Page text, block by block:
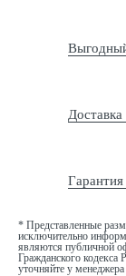
Гарантия
* Представленные
исключительно
являются публичной
Гражданского кодекса
уточняйте у менеджера